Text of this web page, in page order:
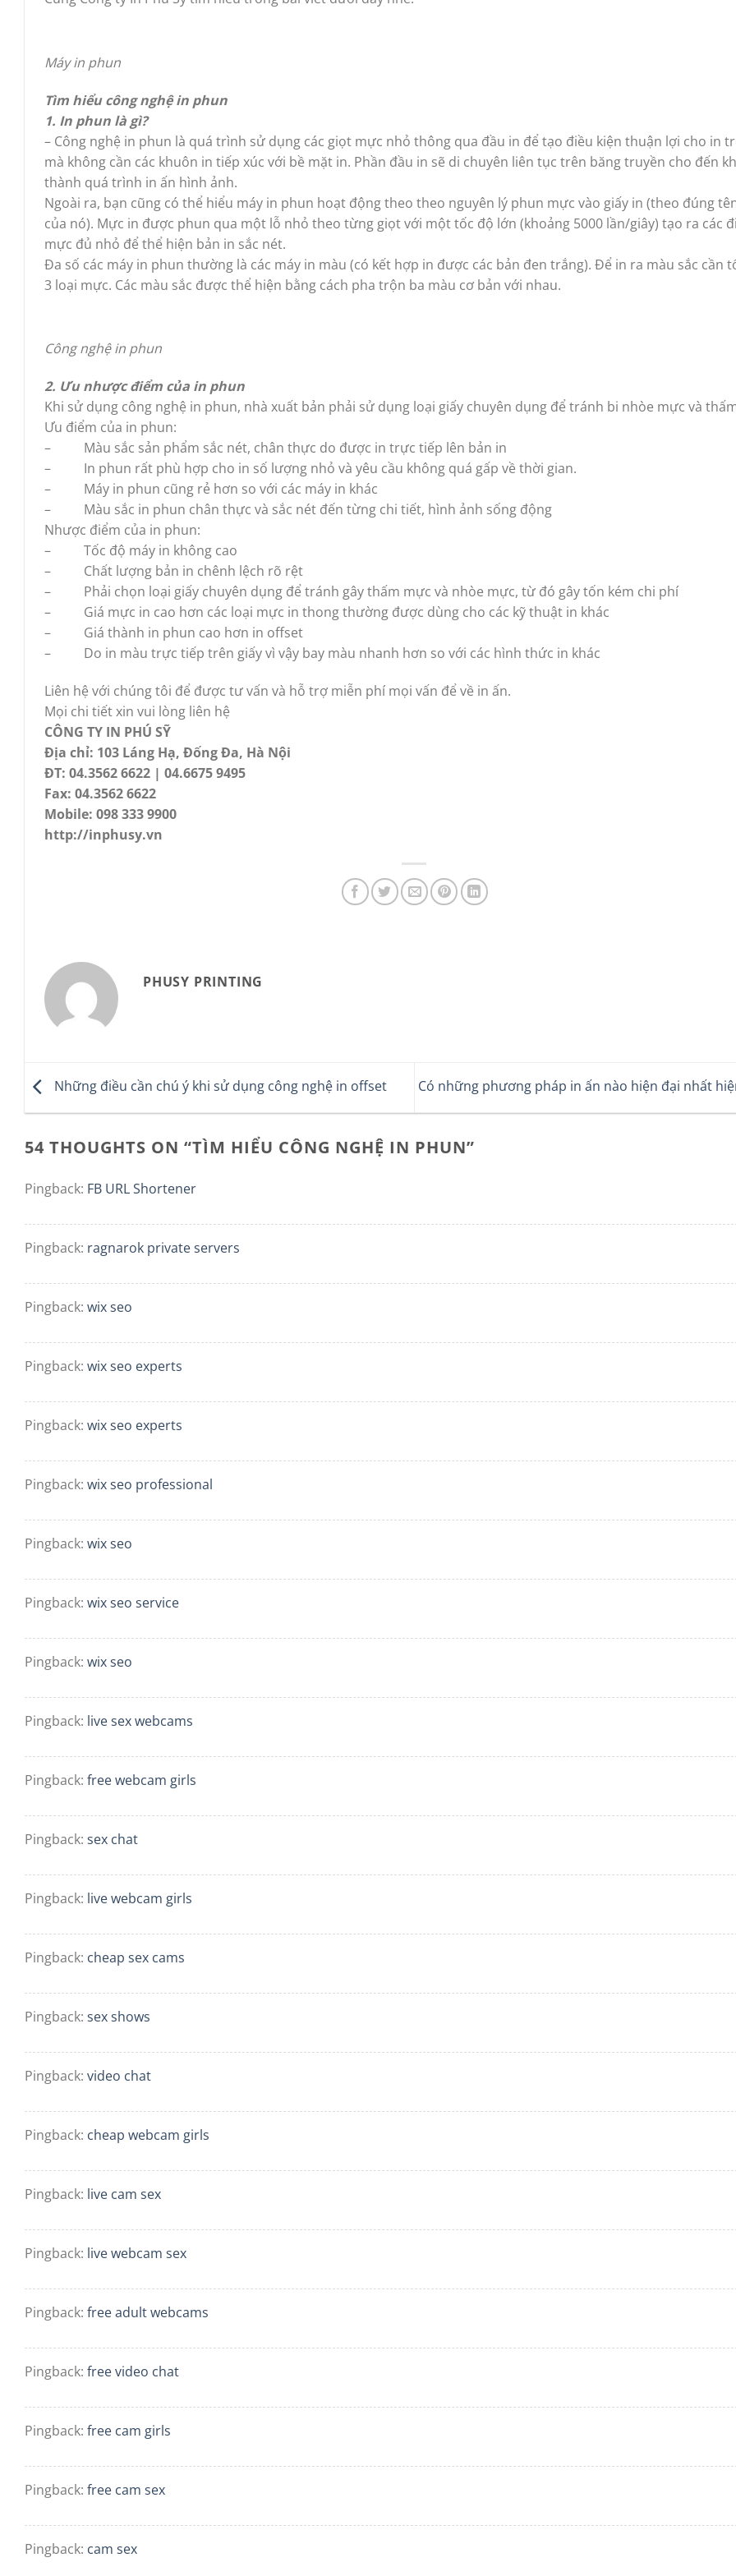
Máy in phun
Tìm hiểu công nghệ in phun
1. In phun là gì?
– Công nghệ in phun là quá trình sử dụng các giọt mực nhỏ thông qua đầu in để tạo điều kiện thuận lợi cho in
mà không cần các khuôn in tiếp xúc với bề mặt in. Phần đầu in sẽ di chuyên liên tục trên băng truyền cho đến
thành quá trình in ấn hình ảnh.
Ngoài ra, bạn cũng có thể hiểu máy in phun hoạt động theo theo nguyên lý phun mực vào giấy in (theo đúng
của nó). Mực in được phun qua một lỗ nhỏ theo từng giọt với một tốc độ lớn (khoảng 5000 lần/giây) tạo ra các
mực đủ nhỏ để thể hiện bản in sắc nét.
Đa số các máy in phun thường là các máy in màu (có kết hợp in được các bản đen trắng). Để in ra màu sắc cần
3 loại mực. Các màu sắc được thể hiện bằng cách pha trộn ba màu cơ bản với nhau.
Công nghệ in phun
2. Ưu nhược điểm của in phun
Khi sử dụng công nghệ in phun, nhà xuất bản phải sử dụng loại giấy chuyên dụng để tránh bi nhòe mực và
Ưu điểm của in phun:
– Màu sắc sản phẩm sắc nét, chân thực do được in trực tiếp lên bản in
– In phun rất phù hợp cho in số lượng nhỏ và yêu cầu không quá gấp về thời gian.
– Máy in phun cũng rẻ hơn so với các máy in khác
– Màu sắc in phun chân thực và sắc nét đến từng chi tiết, hình ảnh sống động
Nhược điểm của in phun:
– Tốc độ máy in không cao
– Chất lượng bản in chênh lệch rõ rệt
– Phải chọn loại giấy chuyên dụng để tránh gây thấm mực và nhòe mực, từ đó gây tốn kém chi phí
– Giá mực in cao hơn các loại mực in thong thường được dùng cho các kỹ thuật in khác
– Giá thành in phun cao hơn in offset
– Do in màu trực tiếp trên giấy vì vậy bay màu nhanh hơn so với các hình thức in khác
Liên hệ với chúng tôi để được tư vấn và hỗ trợ miễn phí mọi vấn để về in ấn.
Mọi chi tiết xin vui lòng liên hệ
CÔNG TY IN PHÚ SỸ
Địa chỉ: 103 Láng Hạ, Đống Đa, Hà Nội
ĐT: 04.3562 6622 | 04.6675 9495
Fax: 04.3562 6622
Mobile: 098 333 9900
http://inphusy.vn
PHUSY PRINTING
Những điều cần chú ý khi sử dụng công nghệ in offset Có những phương pháp in ấn nào hiện đại nhất
54 THOUGHTS ON “TÌM HIỂU CÔNG NGHỆ IN PHUN”
Pingback: FB URL Shortener
Pingback: ragnarok private servers
Pingback: wix seo
Pingback: wix seo experts
Pingback: wix seo experts
Pingback: wix seo professional
Pingback: wix seo
Pingback: wix seo service
Pingback: wix seo
Pingback: live sex webcams
Pingback: free webcam girls
Pingback: sex chat
Pingback: live webcam girls
Pingback: cheap sex cams
Pingback: sex shows
Pingback: video chat
Pingback: cheap webcam girls
Pingback: live cam sex
Pingback: live webcam sex
Pingback: free adult webcams
Pingback: free video chat
Pingback: free cam girls
Pingback: free cam sex
Pingback: cam sex